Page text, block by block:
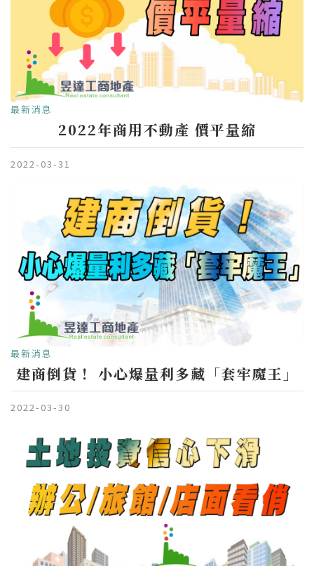
最新消息
2022年商用不動產 價平量縮
2022-03-31
最新消息
建商倒貨！ 小心爆量利多藏「套牢魔王」
2022-03-30